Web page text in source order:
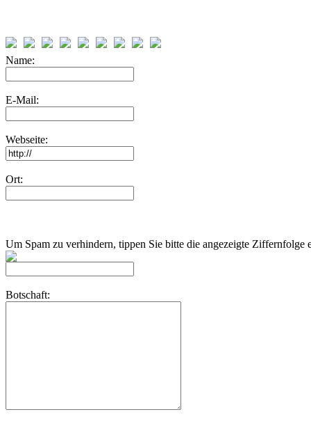
Name:
E-Mail:
Webseite:
Ort:
Um Spam zu verhindern, tippen Sie bitte die angezeigte Ziffernfolge
Botschaft: